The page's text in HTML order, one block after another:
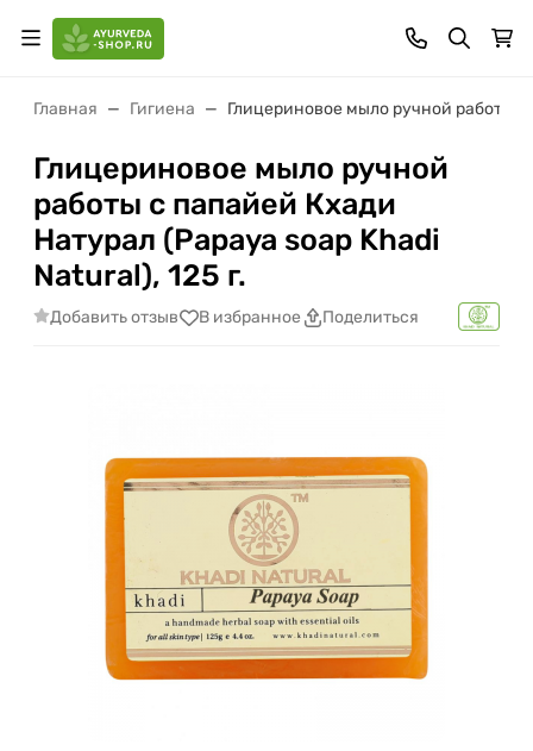
Главная Гигиена Глицериновое мыло ручной работы с
Глицериновое мыло ручной
работы с папайей Кхади
Натурал (Papaya soap Khadi
Natural), 125 г.
Добавить отзыв В избранное Поделиться